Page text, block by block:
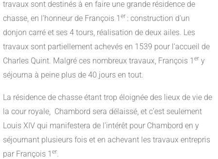
travaux sont destinés à en faire une grande résidence de
chasse, en l’honneur de François 1 er : construction d’un
donjon carré et ses 4 tours, réalisation de deux ailes. Les
travaux sont partiellement achevés en 1539 pour l’accueil de
Charles Quint. Malgré ces nombreux travaux, François 1 er y
séjourna à peine plus de 40 jours en tout.
La résidence de chasse étant trop éloignée des lieux de vie de
la cour royale, Chambord sera délaissé, et c’est seulement
Louis XIV qui manifestera de l’intérêt pour Chambord en y
séjournant plusieurs fois et en achevant les travaux entrepris
par François 1 er.